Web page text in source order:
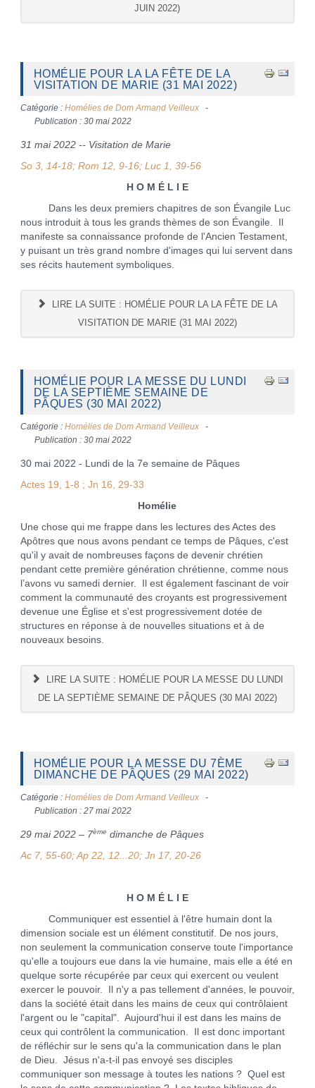
JUIN 2022)
HOMÉLIE POUR LA LA FÊTE DE LA
VISITATION DE MARIE (31 MAI 2022)
Catégorie : Homélies de Dom Armand Veilleux
Publication : 30 mai 2022
31 mai 2022 -- Visitation de Marie
So 3, 14-18; Rom 12, 9-16; Luc 1, 39-56
H O M É L I E
Dans les deux premiers chapitres de son Évangile Luc
nous introduit à tous les grands thèmes de son Évangile. Il
manifeste sa connaissance profonde de l'Ancien Testament,
y puisant un très grand nombre d'images qui lui servent dans
ses récits hautement symboliques.
LIRE LA SUITE : HOMÉLIE POUR LA LA FÊTE DE LA
VISITATION DE MARIE (31 MAI 2022)
HOMÉLIE POUR LA MESSE DU LUNDI
DE LA SEPTIÈME SEMAINE DE
PÂQUES (30 MAI 2022)
Catégorie : Homélies de Dom Armand Veilleux
Publication : 30 mai 2022
30 mai 2022 - Lundi de la 7e semaine de Pâques
Actes 19, 1-8 ; Jn 16, 29-33
Homélie
Une chose qui me frappe dans les lectures des Actes des
Apôtres que nous avons pendant ce temps de Pâques, c'est
qu'il y avait de nombreuses façons de devenir chrétien
pendant cette première génération chrétienne, comme nous
l’avons vu samedi dernier. Il est également fascinant de voir
comment la communauté des croyants est progressivement
devenue une Église et s'est progressivement dotée de
structures en réponse à de nouvelles situations et à de
nouveaux besoins.
LIRE LA SUITE : HOMÉLIE POUR LA MESSE DU LUNDI
DE LA SEPTIÈME SEMAINE DE PÂQUES (30 MAI 2022)
HOMÉLIE POUR LA MESSE DU 7ÈME
DIMANCHE DE PÂQUES (29 MAI 2022)
Catégorie : Homélies de Dom Armand Veilleux
Publication : 27 mai 2022
29 mai 2022 – 7ème dimanche de Pâques
Ac 7, 55-60; Ap 22, 12...20; Jn 17, 20-26
H O M É L I E
Communiquer est essentiel à l'être humain dont la
dimension sociale est un élément constitutif. De nos jours,
non seulement la communication conserve toute l'importance
qu'elle a toujours eue dans la vie humaine, mais elle a été en
quelque sorte récupérée par ceux qui exercent ou veulent
exercer le pouvoir. Il n'y a pas tellement d'années, le pouvoir,
dans la société était dans les mains de ceux qui contrôlaient
l'argent ou le "capital". Aujourd'hui il est dans les mains de
ceux qui contrôlent la communication. Il est donc important
de réfléchir sur le sens qu'a la communication dans le plan
de Dieu. Jésus n'a-t-il pas envoyé ses disciples
communiquer son message à toutes les nations ? Quel est